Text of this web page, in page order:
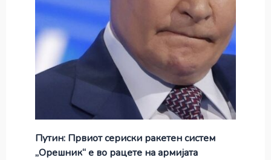
Путин: Првиот сериски ракетен систем
„Орешник“ е во рацете на армијата